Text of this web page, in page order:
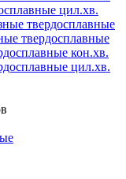
цил.хв.
твердосплавные
твердосплавные
кон.хв.
цил.хв.